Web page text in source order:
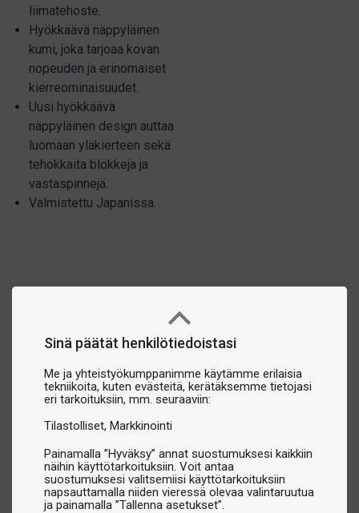
Sinä päätät henkilötiedoistasi
Me ja yhteistyökumppanimme käytämme erilaisia
tekniikoita, kuten evästeitä, kerätäksemme tietojasi
eri tarkoituksiin, mm. seuraaviin:
Tilastolliset Markkinointi
Painamalla ”Hyväksy” annat suostumuksesi kaikkiin
näihin käyttötarkoituksiin. Voit antaa
suostumuksesi valitsemiisi käyttötarkoituksiin
napsauttamalla niiden vieressä olevaa valintaruutua
ja painamalla ”Tallenna asetukset”.
liimatehoste.
Hyökkäävä näppyläinen
kumi, joka tarjoaa kovan
nopeuden ja erinomaiset
kierreominaisuudet.
Uusi hyökkäävä
näppyläinen design auttaa
luomaan yläkierteen sekä
tehokkaita blokkeja ja
vastaspinnejä.
Valmistettu Japanissa.